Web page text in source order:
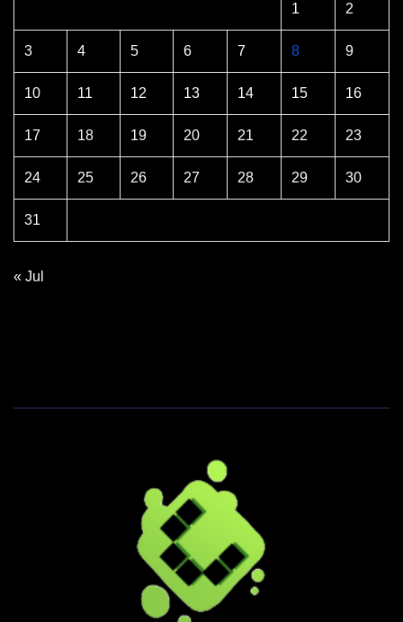
1 2
3 4 5 6 7 8 9
10 11 12 13 14 15 16
17 18 19 20 21 22 23
24 25 26 27 28 29 30
31
« Jul